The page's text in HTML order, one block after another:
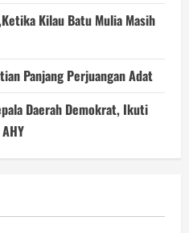
Kilau Batu Mulia Masih
Panjang Perjuangan Adat
Daerah Demokrat, Ikuti